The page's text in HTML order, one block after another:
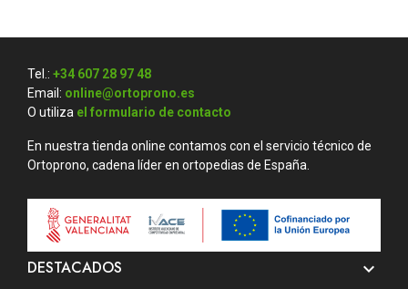
Tel.: +34 607 28 97 48
Email: online@ortoprono.es
O utiliza el formulario de contacto
En nuestra tienda online contamos con el servicio técnico de
Ortoprono, cadena líder en ortopedias de España.
DESTACADOS 